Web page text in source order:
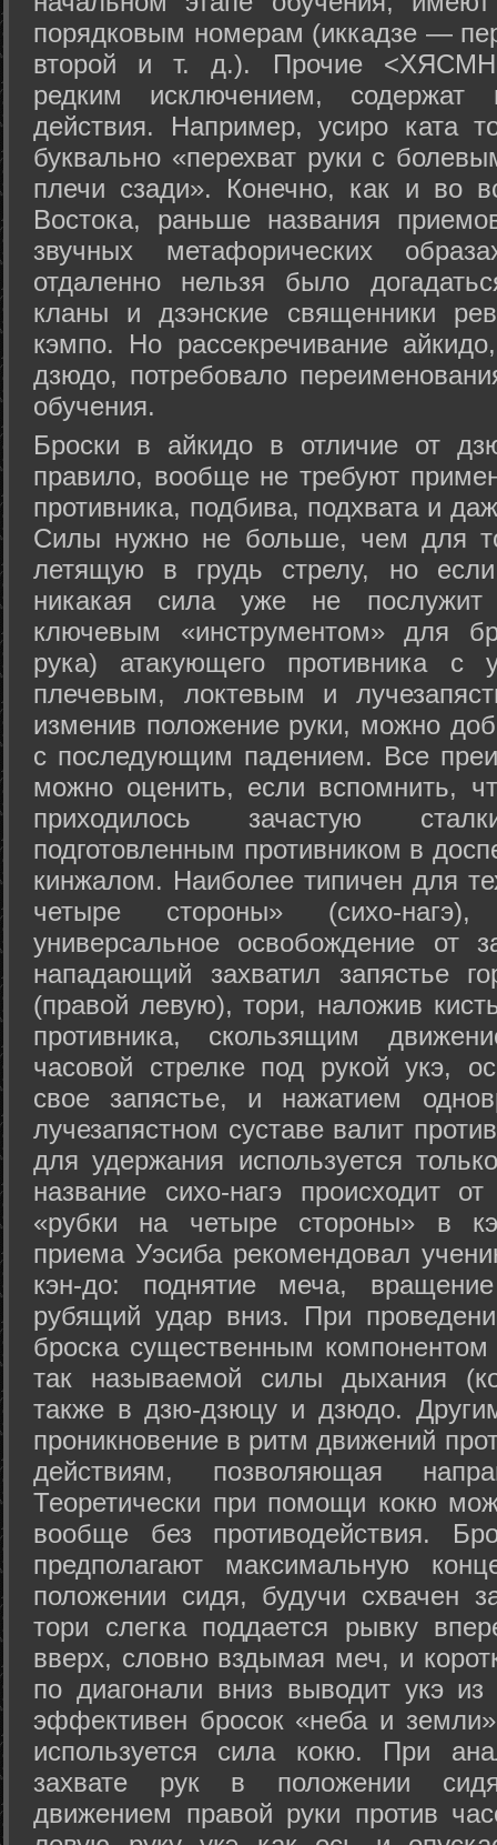
порядковым номерам (иккадзе —
второй и т. д.). Прочие
редким исключением, содержат
действия. Например, усиро ката
буквально «перехват руки с
плечи сзади». Конечно, как и во
Востока, раньше названия
звучных метафорических
отдаленно нельзя было
кланы и дзэнские священники
кэмпо. Но рассекречивание
дзюдо, потребовало
обучения.
Броски в айкидо в отличие от
правило, вообще не требуют
противника, подбива, подхвата и
Силы нужно не больше, чем для
летящую в грудь стрелу, но
никакая сила уже не
ключевым «инструментом» для
рука) атакующего противника с
плечевым, локтевым и
изменив положение руки, можно
с последующим падением. Все
можно оценить, если вспомнить,
приходилось зачастую
подготовленным противником в
кинжалом. Наиболее типичен для
четыре стороны» (сихо-
универсальное освобождение от
нападающий захватил запястье
(правой левую), тори, наложив
противника, скользящим
часовой стрелке под рукой укэ,
свое запястье, и нажатием
лучезапястном суставе валит
для удержания используется
название сихо-нагэ происходит
«рубки на четыре стороны» в
приема Уэсиба рекомендовал
кэн-до: поднятие меча,
рубящий удар вниз. При
броска существенным компонентом
так называемой силы дыхания
также в дзю-дзюцу и дзюдо.
проникновение в ритм движений
действиям, позволяющая
Теоретически при помощи кокю
вообще без противодействия.
предполагают максимальную
положении сидя, будучи схвачен
тори слегка поддается рывку
вверх, словно вздымая меч, и
по диагонали вниз выводит укэ
эффективен бросок «неба и
используется сила кокю. При
захвате рук в положении
движением правой руки против